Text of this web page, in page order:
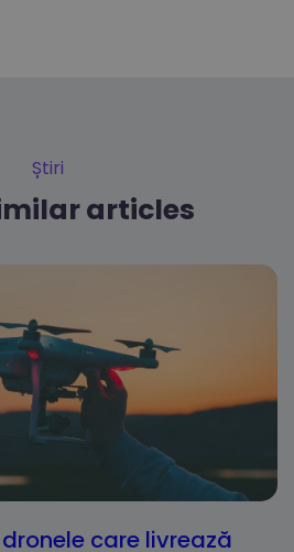
Știri
articles
care livrează